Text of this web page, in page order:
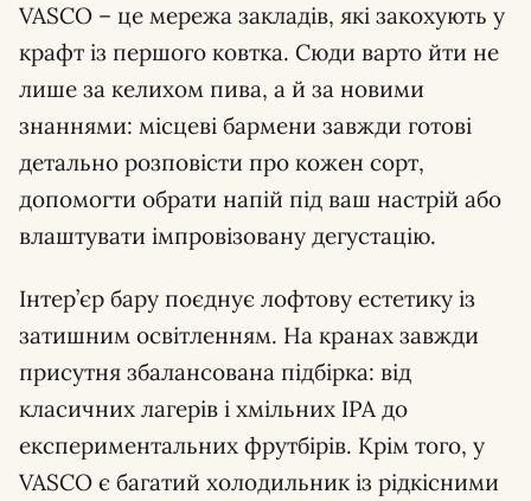
VASCO – це мережа закладів, які закохують у
крафт із першого ковтка. Сюди варто йти не
лише за келихом пива, а й за новими
знаннями: місцеві бармени завжди готові
детально розповісти про кожен сорт,
допомогти обрати напій під ваш настрій або
влаштувати імпровізовану дегустацію.
Інтер’єр бару поєднує лофтову естетику із
затишним освітленням. На кранах завжди
присутня збалансована підбірка: від
класичних лагерів і хмільних IPA до
експериментальних фрутбірів. Крім того, у
VASCO є багатий холодильник із рідкісними